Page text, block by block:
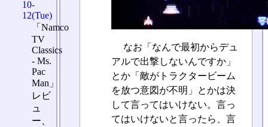
なお「なんで最初からデュ
アルで出撃しないんですか」
とか「敵がトラクタービーム
を放つ意図が不明」とかは決
して言ってはいけない。言っ
てはいけないと言ったら、言
10-
12(Tue)
「Namco
TV
Classics
- Ms.
Pac
Man」
レビ
ュ
ー、